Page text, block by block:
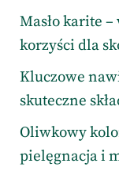
Masło karite
korzyści dla
Kluczowe
skuteczne
Oliwkowy
pielęgnacja i